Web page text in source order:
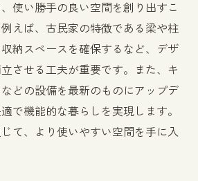
使い勝手の良い空間を創り出すこ
えば、古民家の特徴である梁や柱
納スペースを確保するなど、デザ
させる工夫が重要です。また、キ
どの設備を最新のものにアップデ
で機能的な暮らしを実現します。
て、より使いやすい空間を手に入